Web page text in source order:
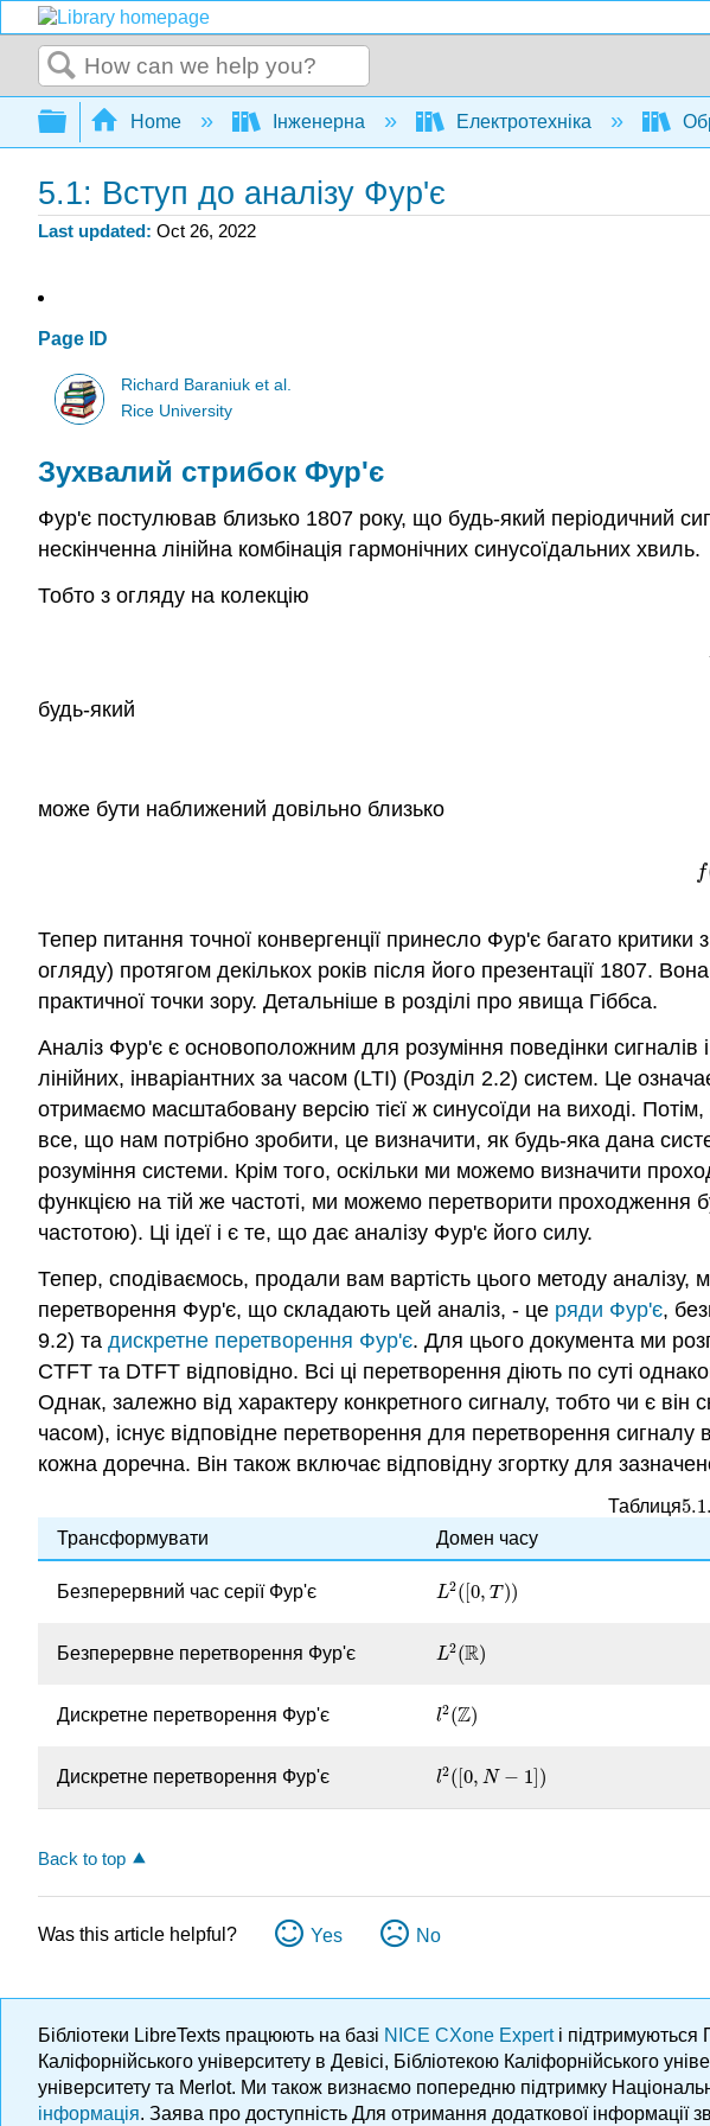
Search
Expand/collapse global hierarchy
Home Інженерна Електротехніка
5.1: Вступ до аналізу Фур'є
Last updated Oct 26, 2022
Page ID
Richard Baraniuk et al.
Rice University
Зухвалий стрибок Фур'є
Фур'є постулював близько 1807 року, що будь-який періодичний
нескінченна лінійна комбінація гармонічних синусоїдальних хвиль.
Тобто з огляду на колекцію
будь-який
може бути наближений довільно близько
f
f(
Тепер питання точної конвергенції принесло Фур'є багато
огляду) протягом декількох років після його презентації 1807.
практичної точки зору. Детальніше в розділі про явища Гіббса.
Аналіз Фур'є є основоположним для розуміння поведінки
лінійних, інваріантних за часом (LTI) (Розділ 2.2) систем. Це
отримаємо масштабовану версію тієї ж синусоїди на виході.
все, що нам потрібно зробити, це визначити, як будь-яка дана
розуміння системи. Крім того, оскільки ми можемо визначити
функцією на тій же частоті, ми можемо перетворити проходження
частотою). Ці ідеї і є те, що дає аналізу Фур'є його силу.
Тепер, сподіваємось, продали вам вартість цього методу
перетворення Фур'є, що складають цей аналіз, - це ряди Фур'є,
9.2) та дискретне перетворення Фур'є. Для цього документа ми
CTFT та DTFT відповідно. Всі ці перетворення діють по суті
Однак, залежно від характеру конкретного сигналу, тобто чи є
часом), існує відповідне перетворення для перетворення
кожна доречна. Він також включає відповідну згортку для
Таблиця5.1.
5.1.
Трансформувати
Домен часу
Безперервний час серії Фур'є L2([0, T))
L2( 0,T))
Безперервне перетворення Фур'є L2(R)
L2(R)
Дискретне перетворення Фур'є l2(Z)
l2(Z)
Дискретне перетворення Фур'є l2([0, N − 1])
l2( 0, N− 1]
Back to top
Was this article helpful? Yes No
Бібліотеки LibreTexts працюють на базі NICE CXone Expert і підтримуються
Каліфорнійського університету в Девісі, Бібліотекою Каліфорнійського
університету та Merlot. Ми також визнаємо попередню підтримку
інформація. Заява про доступність Для отримання додаткової інформації